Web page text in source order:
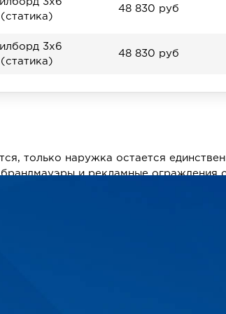
(статика)
48 830 руб
3х6
(статика)
48 830 руб
только наружка остается
и рекламные ограждения